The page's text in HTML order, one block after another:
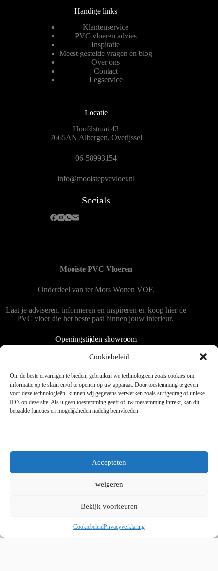
Cookiebeleid
Om de beste ervaringen te bieden, gebruiken we technologieën zoals cookies om
informatie op te slaan en/of te openen op uw apparaat. Door toestemming te geven
voor deze technologieën, kunnen wij gegevens verwerken zoals surfgedrag of unieke
ID’s op deze site. Als u geen toestemming geeft of uw toestemming intrekt, kan dit
bepaalde functies en mogelijkheden nadelig beïnvloeden.
Accepteten
weigeren
Bekijk voorkeuren
CookiebeleidPrivacyverklaring
Handige links
Klantenservice
PVC vloeren advies
Inspiratie
Meest gestelde vragen en blog
Over ons
Contact
Legservice
Locatie
Hoofdstraat 43
7665AN Albergen, Overijssel
06-58993154
info@mooistepvcvloer.nl
Socials
Mooiste PVC Vloeren
Onderdeel van ter Mors Wonen VOF.
Laat je adviseren, informeren en inspireren en koop hier de
PVC vloer die het beste past binnen jouw interieur.
Openingstijden showroom
Dinsdag tot en met vrijdag 9:00 - 18:00
Zaterdag 9:00 tot 15:00
Copyright © 2025 - WordPress thema door blocksy - Made by
Jim ter Mors
Kvk 06060864 / BTW 8078.50.305.B01